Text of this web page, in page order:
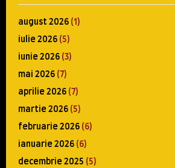
august 2026 (1)
iulie 2026 (5)
iunie 2026 (3)
mai 2026 (7)
aprilie 2026 (7)
martie 2026 (5)
februarie 2026 (6)
ianuarie 2026 (6)
decembrie 2025 (5)